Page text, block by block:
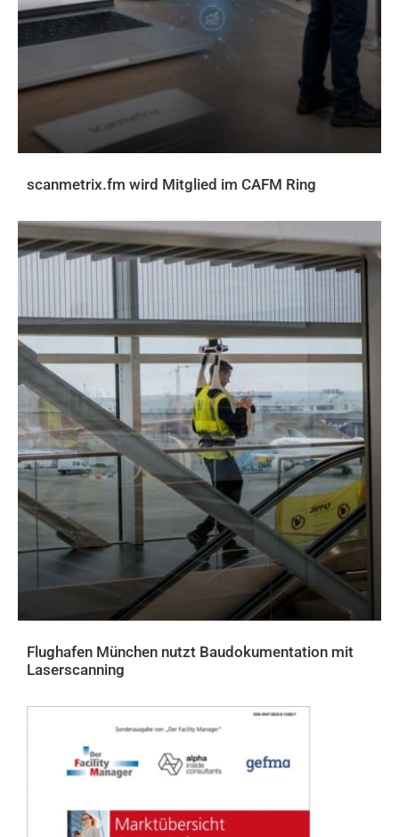
scanmetrix.fm wird Mitglied im CAFM Ring
Flughafen München nutzt Baudokumentation mit
Laserscanning